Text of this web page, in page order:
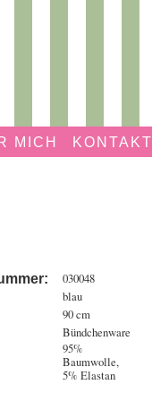
MICH KONTAKT
030048
blau
90 cm
Bündchenware
95%
Baumwolle,
5% Elastan